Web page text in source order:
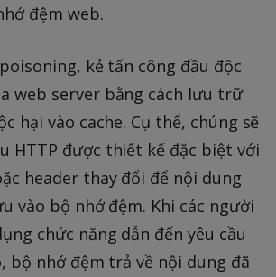
đệm web.
kẻ tấn công đầu độc
web server bằng cách lưu trữ
hại vào cache. Cụ thể, chúng sẽ
HTTP được thiết kế đặc biệt với
header thay đổi để nội dung
vào bộ nhớ đệm. Khi các người
chức năng dẫn đến yêu cầu
bộ nhớ đệm trả về nội dung đã